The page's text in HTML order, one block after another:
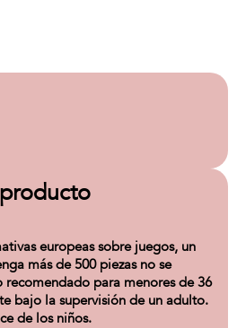
europeas sobre juegos, un
más de 500 piezas no se
para menores de 36
bajo la supervisión de un adulto.
de los niños.